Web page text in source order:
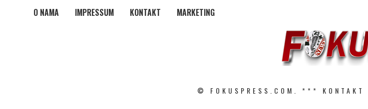
O NAMA IMPRESSUM KONTAKT MARKETING
© FOKUSPRESS.COM. *** KONTAKT